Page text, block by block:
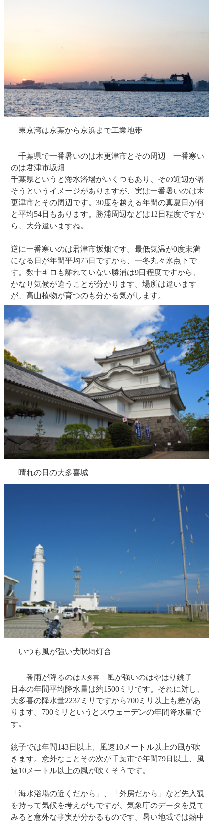
東京湾は京葉から京浜まで工業地帯
千葉県で一番暑いのは木更津市とその周辺 一番寒い
のは君津市坂畑
千葉県というと海水浴場がいくつもあり、その近辺が暑
そうというイメージがありますが、実は一番暑いのは木
更津市とその周辺です。30度を越える年間の真夏日が何
と平均54日もあります。勝浦周辺などは12日程度ですか
ら、大分違いますね。
逆に一番寒いのは君津市坂畑です。最低気温が0度未満
になる日が年間平均75日ですから、一冬丸々氷点下で
す。数十キロも離れていない勝浦は9日程度ですから、
かなり気候が違うことが分かります。場所は違います
が、高山植物が育つのも分かる気がします。
晴れの日の大多喜城
いつも風が強い犬吠埼灯台
一番雨が降るのは大多喜 風が強いのはやはり銚子
日本の年間平均降水量は約1500ミリです。それに対し、
大多喜の降水量2237ミリですから700ミリ以上も差があ
ります。700ミリというとスウェーデンの年間降水量で
す。
銚子では年間143日以上、風速10メートル以上の風が吹
きます。意外なことその次が千葉市で年間79日以上、風
速10メートル以上の風が吹くそうです。
「海水浴場の近くだから」、「外房だから」など先入観
を持って気候を考えがちですが、気象庁のデータを見て
みると意外な事実が分かるものです。暑い地域では熱中